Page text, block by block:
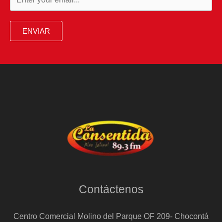
se
en
Lamine
ENVIAR
Contáctenos
Centro Comercial Molino del Parque OF 209- Chocontá